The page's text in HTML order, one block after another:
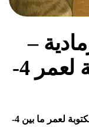
–
قصص أطفال مكتوبة لعمر 4-
قصة روز والقطة الرمادية – قصص أطفال مكتوبة لعمر ما بين 4-